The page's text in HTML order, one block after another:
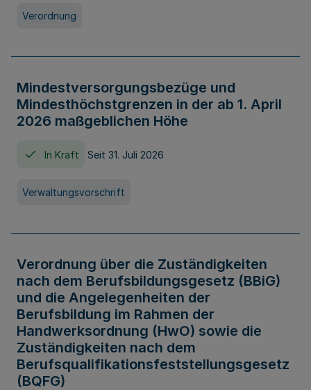
Verordnung
Mindestversorgungsbezüge und
Mindesthöchstgrenzen in der ab 1. April
2026 maßgeblichen Höhe
In Kraft Seit 31. Juli 2026
Verwaltungsvorschrift
Verordnung über die Zuständigkeiten
nach dem Berufsbildungsgesetz (BBiG)
und die Angelegenheiten der
Berufsbildung im Rahmen der
Handwerksordnung (HwO) sowie die
Zuständigkeiten nach dem
Berufsqualifikationsfeststellungsgesetz
(BQFG)